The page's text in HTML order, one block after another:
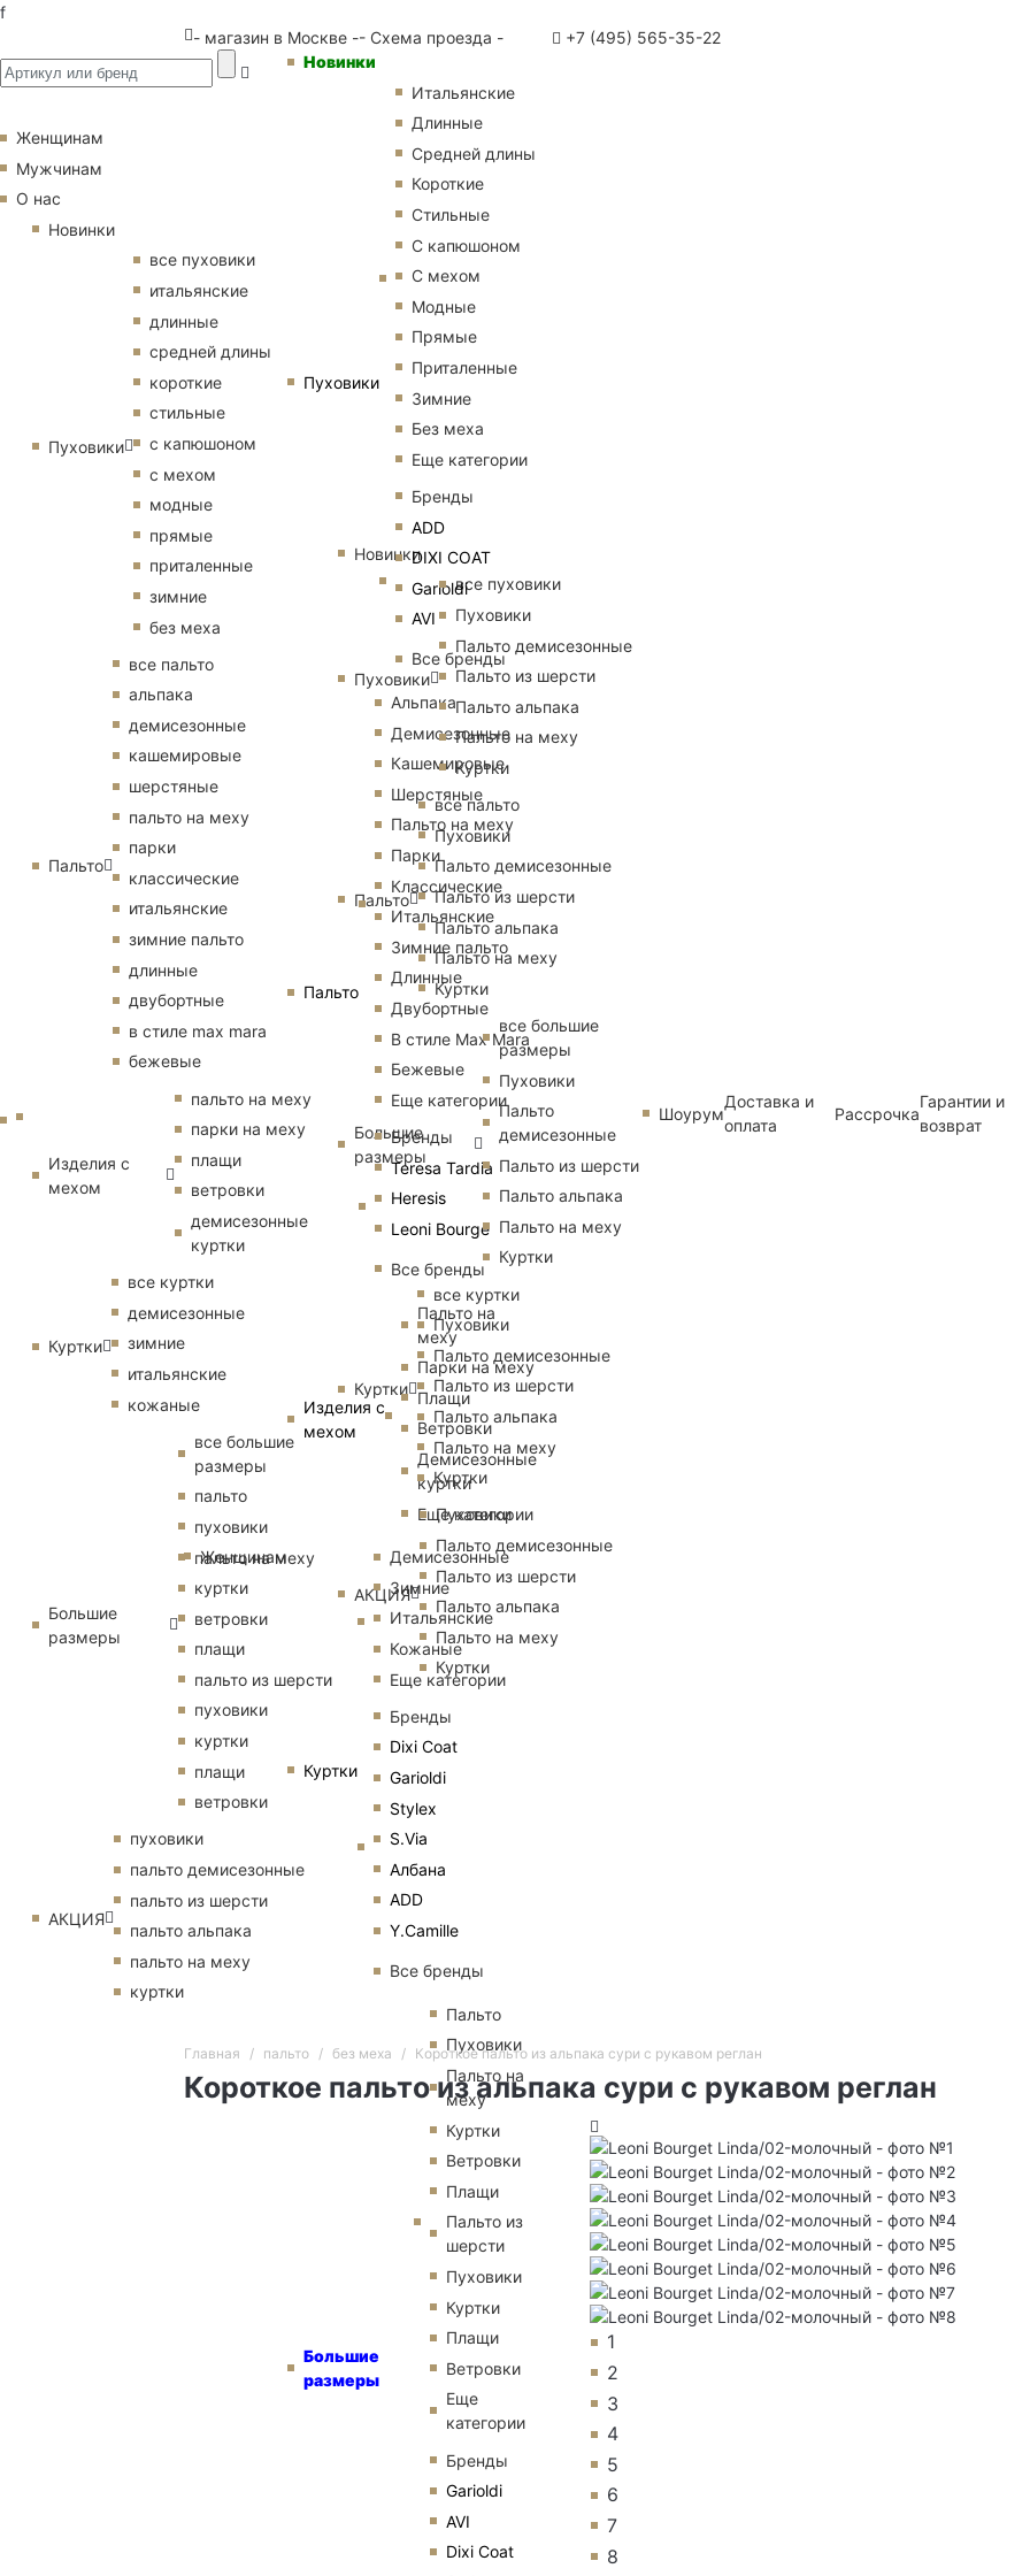
f
- магазин в Москве -- Схема проезда - +7 (495) 565-35-22
Женщинам
Новинки
Пуховики
Итальянские
Длинные
Средней длины
Короткие
Стильные
С капюшоном
С мехом
Модные
Прямые
Приталенные
Зимние
Без меха
Еще категории
Бренды
ADD
DIXI COAT
Garioldi
AVI
Все бренды
Пальто
Альпака
Демисезонные
Кашемировые
Шерстяные
Пальто на меху
Парки
Классические
Итальянские
Зимние пальто
Длинные
Двубортные
В стиле Max Mara
Бежевые
Еще категории
Бренды
Teresa Tardia
Heresis
Leoni Bourge
Все бренды
Изделия с
мехом
Пальто на
меху
Парки на меху
Плащи
Ветровки
Демисезонные
куртки
Еще категории
Куртки
Демисезонные
Зимние
Итальянские
Кожаные
Еще категории
Бренды
Dixi Coat
Garioldi
Stylex
S.Via
Албана
ADD
Y.Camille
Все бренды
Большие
размеры
Пальто
Пуховики
Пальто на
меху
Куртки
Ветровки
Плащи
Пальто из
шерсти
Пуховики
Куртки
Плащи
Ветровки
Еще
категории
Бренды
Garioldi
AVI
Dixi Coat
Женщинам
Мужчинам
О нас
Новинки
Пуховики
все пуховики
итальянские
длинные
средней длины
короткие
стильные
с капюшоном
с мехом
модные
прямые
приталенные
зимние
без меха
Пальто
все пальто
альпака
демисезонные
кашемировые
шерстяные
пальто на меху
парки
классические
итальянские
зимние пальто
длинные
двубортные
в стиле max mara
бежевые
Изделия с
мехом
пальто на меху
парки на меху
плащи
ветровки
демисезонные
куртки
Куртки
все куртки
демисезонные
зимние
итальянские
кожаные
Большие
размеры
все большие
размеры
пальто
пуховики
пальто на меху
куртки
ветровки
плащи
пальто из шерсти
пуховики
куртки
плащи
ветровки
АКЦИЯ
пуховики
пальто демисезонные
пальто из шерсти
пальто альпака
пальто на меху
куртки
Новинки
Пуховики
все пуховики
Пуховики
Пальто демисезонные
Пальто из шерсти
Пальто альпака
Пальто на меху
Куртки
Пальто
все пальто
Пуховики
Пальто демисезонные
Пальто из шерсти
Пальто альпака
Пальто на меху
Куртки
Большие
размеры
все большие
размеры
Пуховики
Пальто
демисезонные
Пальто из шерсти
Пальто альпака
Пальто на меху
Куртки
Куртки
все куртки
Пуховики
Пальто демисезонные
Пальто из шерсти
Пальто альпака
Пальто на меху
Куртки
АКЦИЯ
Пуховики
Пальто демисезонные
Пальто из шерсти
Пальто альпака
Пальто на меху
Куртки
Шоурум
Доставка и
оплата
Рассрочка
Гарантии и
возврат
Главная пальто без меха Короткое пальто из альпака сури с рукавом реглан
Короткое пальто из альпака сури с рукавом реглан
1
2
3
4
5
6
7
8